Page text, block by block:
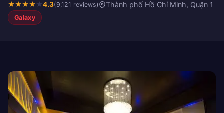
★★★★★4.3(9,121 reviews) Thành phố Hồ Chí Minh, Quận 1
Galaxy